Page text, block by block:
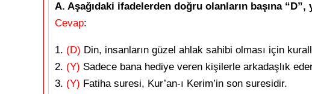
A. Aşağıdaki ifadelerden doğru olanların başına “D”,
Cevap:
1. (D) Din, insanların güzel ahlak sahibi olması için
2. (Y) Sadece bana hediye veren kişilerle arkadaşlık
3. (Y) Fatiha suresi, Kur’an-ı Kerim’in son suresidir.